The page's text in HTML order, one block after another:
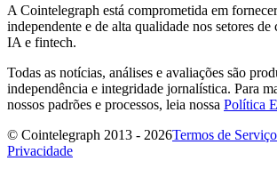
A Cointelegraph está comprometida em
independente e de alta qualidade nos setores
IA e fintech.
Todas as notícias, análises e avaliações são
independência e integridade jornalística. Para
nossos padrões e processos, leia nossa Política
© Cointelegraph 2013 - 2026Termos de
Privacidade